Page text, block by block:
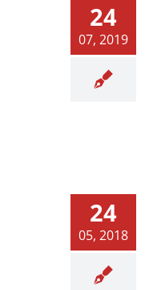
24
07, 2019
24
05, 2018